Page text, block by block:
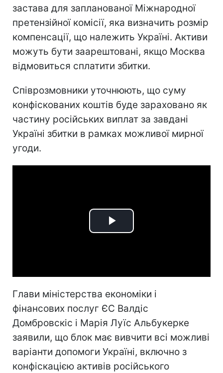
застава для запланованої Міжнародної
претензійної комісії, яка визначить розмір
компенсації, що належить Україні. Активи
можуть бути заарештовані, якщо Москва
відмовиться сплатити збитки.
Співрозмовники уточнюють, що суму
конфіскованих коштів буде зараховано як
частину російських виплат за завдані
Україні збитки в рамках можливої мирної
угоди.
Play
Глави міністерства економіки і
фінансових послуг ЄС Валдіс
Домбровскіс і Марія Луїс Альбукерке
заявили, що блок має вивчити всі можливі
варіанти допомоги Україні, включно з
конфіскацією активів російського